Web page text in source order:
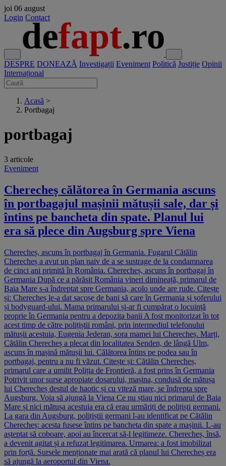
joi 06 august
Login Contact
DESPRE DONEAZĂ Investigații Eveniment Politică Justiție Opinii
Internațional
Acasă >
Portbagaj
portbagaj
3 articole
Eveniment
Cherecheș călătorea în Germania ascuns
în portbagajul mașinii mătușii sale, dar și
întins pe bancheta din spate. Planul lui
era să plece din Augsburg spre Viena
Cherecheș, ascuns în portbagaj în Germania. Fugarul Cătălin
Cherecheș a avut un plan naiv de a se sustrage de la condamnarea
de cinci ani primită în România. Cherecheș, ascuns în portbagaj în
Germania După ce a părăsit România vineri dimineață, primarul de
Baia Mare s-a îndreptat spre Germania, acolo unde are rude. Citește
și: Cherecheș le-a dat sacoșe de bani să care în Germania și șoferului
și bodyguard-ului. Mama primarului și-ar fi cumpărat o locuință
proprie în Germania pentru a depozita banii A fost monitorizat în tot
acest timp de către polițiștii români, prin intermediul telefonului
mătușii acestuia, Eugenia Jederan, sora mamei lui Cherecheș. Marți,
Cătălin Cherecheș a plecat din localitatea Senden, de lângă Ulm,
ascuns în mașină mătușii lui. Călătorea întins pe podea sau în
portbagaj, pentru a nu fi văzut. Citește și: Cătălin Cherecheș,
primarul care a umilit Poliția de Frontieră, a fost prins în Germania
Potrivit unor surse apropiate dosarului, mașina, condusă de mătușa
lui Cherecheș destul de haotic și cu viteză mare, se îndrepta spre
Augsburg. Voia să ajungă la Viena Ce nu știau nici primarul de Baia
Mare și nici mătușa acestuia era că erau urmăriți de polițiști germani.
La gara din Augsburg, polițiștii germani l-au identificat pe Cătălin
Cherecheș: acesta fusese întins pe bancheta din spate a mașinii. L-au
așteptat să coboare, apoi au încercat să-l legitimeze. Cherecheș, însă,
a devenit agitat și a refuzat legitimarea. Urmarea: a fost imobilizat
prin forță. Sursele menționate mai arată că planul lui Cherecheș era
să ajungă la aeroportul din Viena.